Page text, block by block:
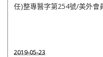
任)整專醫字第254號/美外會
2019-05-23